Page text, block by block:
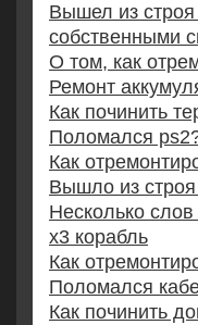
Вышел из
собственными
О том, как
Ремонт
Как починить
Поломался
Как
Вышло из строя
Несколько
x3 корабль
Как
Поломался
Как починить